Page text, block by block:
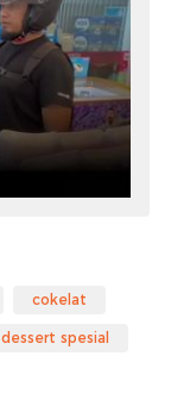
cokelat
dessert spesial